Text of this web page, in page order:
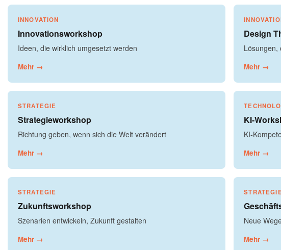
INNOVATION
Innovationsworkshop
Ideen, die wirklich umgesetzt werden
Mehr →
Design
Lösungen,
Mehr →
STRATEGIE
Strategieworkshop
Richtung geben, wenn sich die Welt verändert
Mehr →
KI-
KI-
Mehr →
STRATEGIE
Zukunftsworkshop
Szenarien entwickeln, Zukunft gestalten
Mehr →
Neue
Mehr →